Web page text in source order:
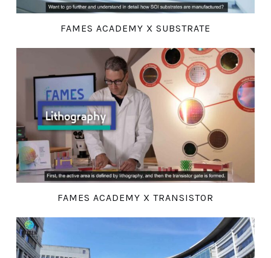
FAMES ACADEMY X SUBSTRATE
FAMES ACADEMY X TRANSISTOR